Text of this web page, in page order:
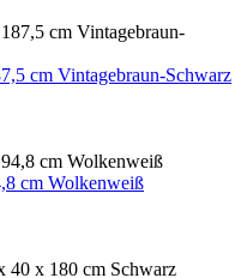
cm Vintagebraun-Schwarz
cm Wolkenweiß